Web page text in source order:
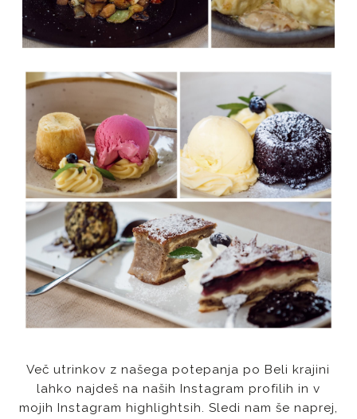
Več utrinkov z našega potepanja po Beli krajini
lahko najdeš na naših Instagram profilih in v
mojih Instagram highlightsih. Sledi nam še naprej,